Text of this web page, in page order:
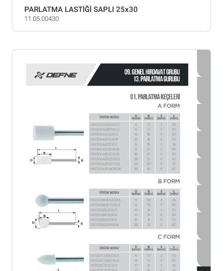
PARLATMA LASTİĞİ SAPLI 25x30
11.05.00430